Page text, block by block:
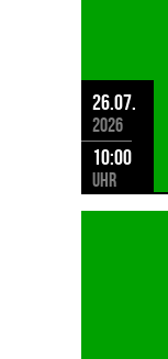
26.07.
2026
10:00
Uhr